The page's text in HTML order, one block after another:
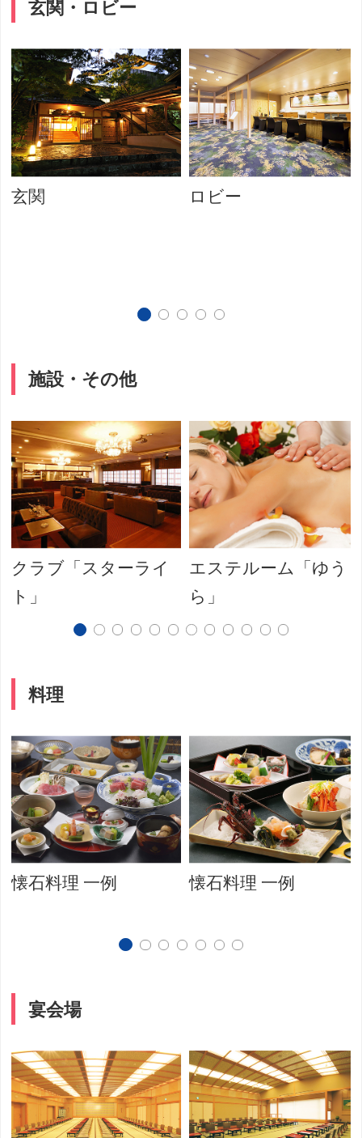
玄関・ロビー
玄関 ロビー
施設・その他
クラブ「スターライ
ト」
エステルーム「ゆう
ら」
料理
懐石料理 一例 懐石料理 一例
宴会場